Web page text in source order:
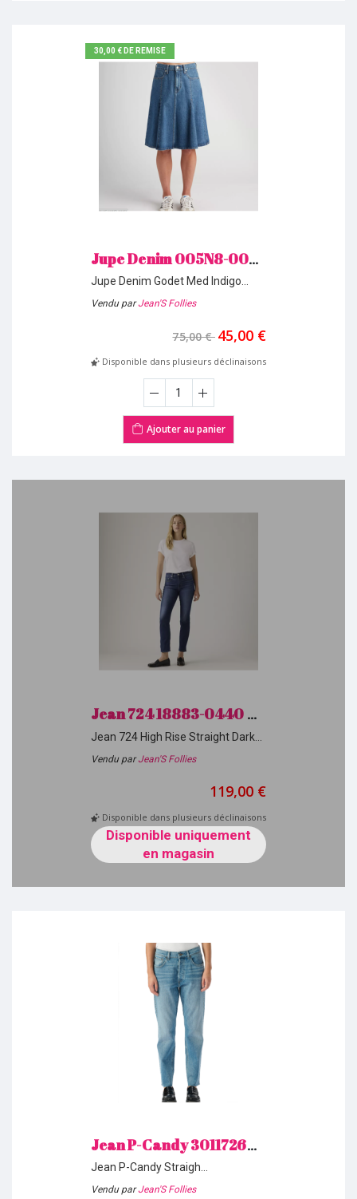
30,00 € DE REMISE
Jupe Denim 005N8-0002 Med Indigo Levi's *
Jupe Denim Godet Med Indigo
Taille Fr
Vendu parJean'S Follies
75,00 € 45,00 €
Disponible dans plusieurs déclinaisons
Ajouter au panier
Jean 724 18883-0440 Dark Indigo Levi's H26
Jean 724 High Rise Straight Dark
Vendu parJean'S Follies
119,00 €
Disponible dans plusieurs déclinaisons
Disponible uniquement
en magasin
Jean P-Candy 30117260 Vintage/Indigo Teddy Smith H26
Jean P-Candy Straigh
Vendu parJean'S Follies